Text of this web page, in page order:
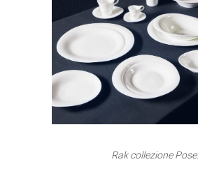
Rak collezione Pose.